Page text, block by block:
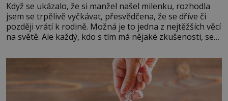
Když se ukázalo, že si manžel našel milenku, rozhodla
jsem se trpělivě vyčkávat, přesvědčena, že se dříve či
později vrátí k rodině. Možná je to jedna z nejtěžších věcí
na světě. Ale každý, kdo s tím má nějaké zkušenosti, se
Když se ke mně doneslo, že si manžel pořídil milenku,